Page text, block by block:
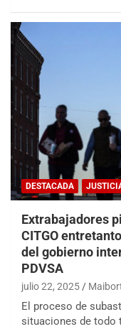
DESTACADA
Extrabajadores
CITGO
del gobierno
PDVSA
julio 22, 2025
El proceso de
situaciones de todo